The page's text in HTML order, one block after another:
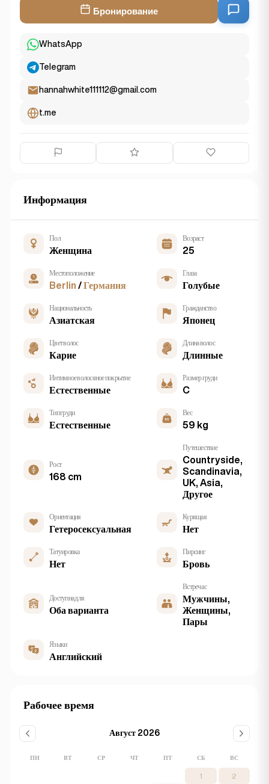
Бронирование
WhatsApp
Telegram
hannahwhite111112@gmail.com
t.me
Информация
Пол
Женщина
Возраст
25
Местоположение
Berlin /Германия
Глаза
Голубые
Национальность
Азиатская
Гражданство
Японец
Цвет волос
Карие
Длина волос
Длинные
Интимное волосяное покрытие
Естественные
Размер груди
C
Тип груди
Естественные
Вес
59 kg
Рост
168 cm
Путешествие
Countryside,
Scandinavia,
UK, Asia,
Другое
Ориентация
Гетеросексуальная
Курящая
Нет
Татуировка
Нет
Пирсинг
Бровь
Доступна для
Оба варианта
Встреча с
Мужчины,
Женщины,
Пары
Языки
Английский
Рабочее время
Август 2026
ПН ВТ СР ЧТ ПТ СБ ВС
1 2